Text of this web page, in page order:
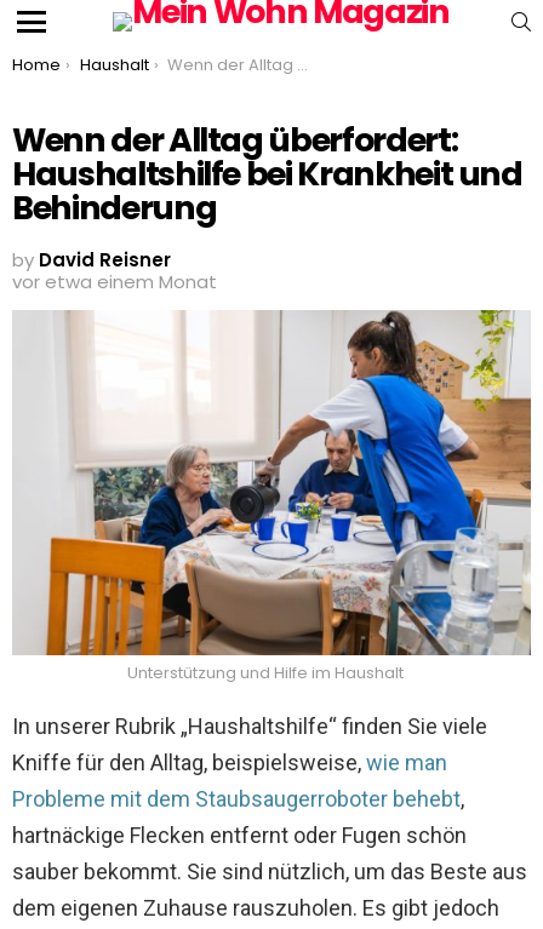
You are here:
Home Haushalt Wenn der Alltag überfordert: Haushaltshilfe bei Krankheit und Behinderung
Wenn der Alltag überfordert:
Haushaltshilfe bei Krankheit und
Behinderung
by David Reisner
vor etwa einem Monat
Unterstützung und Hilfe im Haushalt
In unserer Rubrik „Haushaltshilfe“ finden Sie viele
Kniffe für den Alltag, beispielsweise,wie man
Probleme mit dem Staubsaugerroboter behebt,
hartnäckige Flecken entfernt oder Fugen schön
sauber bekommt. Sie sind nützlich, um das Beste aus
dem eigenen Zuhause rauszuholen. Es gibt jedoch